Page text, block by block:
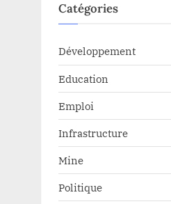
Catégories
Développement
Education
Emploi
Infrastructure
Mine
Politique